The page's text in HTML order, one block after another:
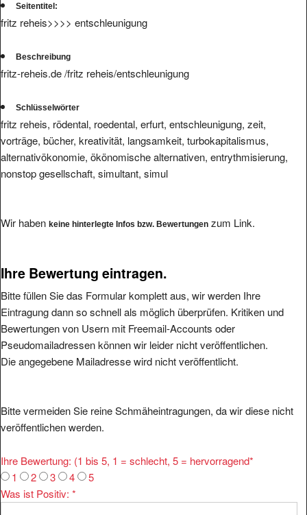
Seitentitel:
fritz reheis>>>> entschleunigung
Beschreibung
fritz-reheis.de /fritz reheis/entschleunigung
Schlüsselwörter
fritz reheis, rödental, roedental, erfurt, entschleunigung, zeit,
vorträge, bücher, kreativität, langsamkeit, turbokapitalismus,
alternativökonomie, ökönomische alternativen, entrythmisierung,
nonstop gesellschaft, simultant, simul
Wir haben keine hinterlegte Infos bzw. Bewertungen zum Link.
Ihre Bewertung eintragen.
Bitte füllen Sie das Formular komplett aus, wir werden Ihre
Eintragung dann so schnell als möglich überprüfen. Kritiken und
Bewertungen von Usern mit Freemail-Accounts oder
Pseudomailadressen können wir leider nicht veröffentlichen.
Die angegebene Mailadresse wird nicht veröffentlicht.
Bitte vermeiden Sie reine Schmäheintragungen, da wir diese nicht
veröffentlichen werden.
Ihre Bewertung: (1 bis 5, 1 = schlecht, 5 = hervorragend*
1
2 3 4
5
Was ist Positiv: *